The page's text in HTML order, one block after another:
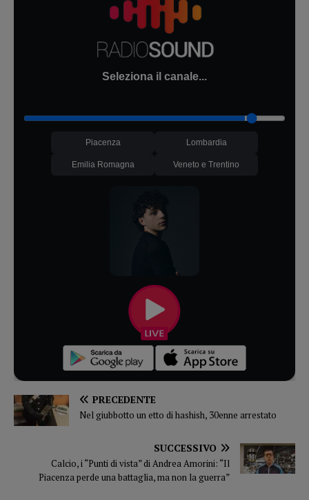
Seleziona il canale...
Piacenza Lombardia
Emilia Romagna Veneto e Trentino
PRECEDENTE
Nel giubbotto un etto di hashish, 30enne arrestato
SUCCESSIVO
Calcio, i “Punti di vista” di Andrea Amorini: “Il
Piacenza perde una battaglia, ma non la guerra”